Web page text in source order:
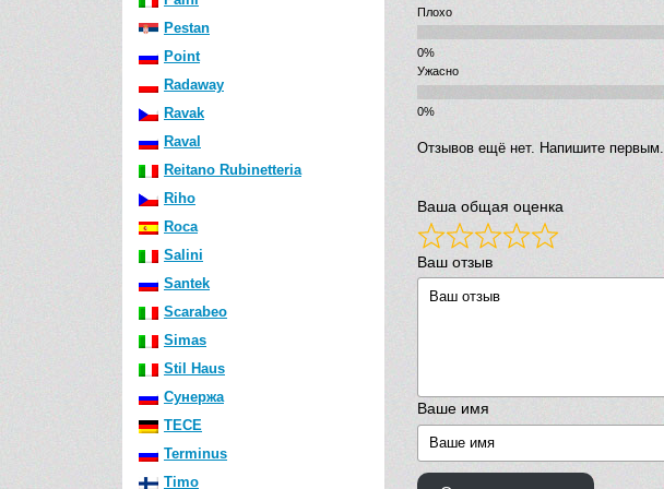
Pestan
Point
Radaway
Ravak
Raval
Reitano Rubinetteria
Riho
Roca
Salini
Santek
Scarabeo
Simas
Stil Haus
Сунержа
TECE
Terminus
Timo
Плохо
Ужасно
Отзывов ещё нет. Напишите первым.
Ваша общая оценка
Ваш отзыв
Ваше имя